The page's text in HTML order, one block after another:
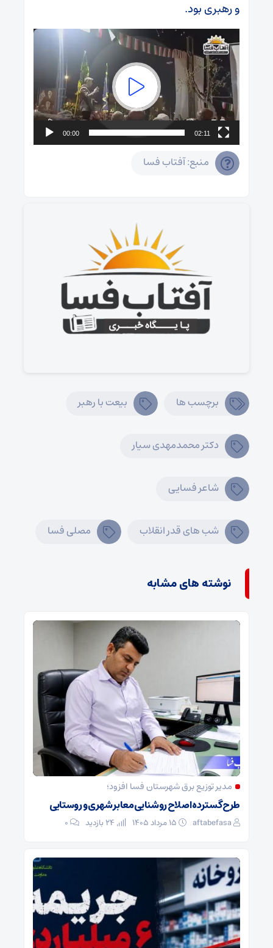
و رهبری بود.
00:00 02:11
منبع: آفتاب فسا
برچسب ها بیعت با رهبر
دکتر محمدمهدی سیار
شاعر فسایی
شب های قدر انقلاب مصلی فسا
نوشته های مشابه
مدیر توزیع برق شهرستان فسا افزود؛
طرح گسترده اصلاح روشنایی معابر شهری و روستایی
aftabefasa ۰